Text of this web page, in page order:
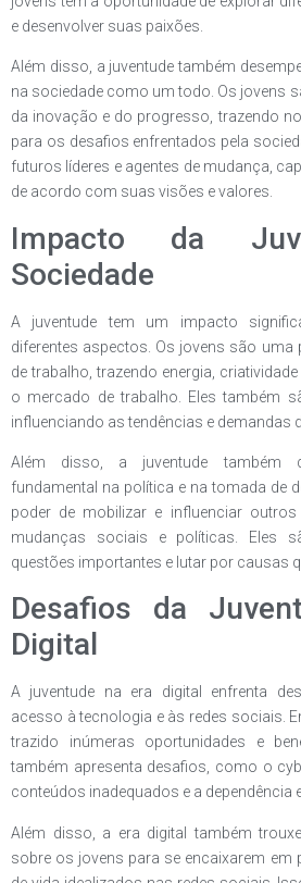
e desenvolver suas paixões.
Além disso, a juventude também
na sociedade como um todo. Os jovens
da inovação e do progresso, trazendo
para os desafios enfrentados pela
futuros líderes e agentes de mudança,
de acordo com suas visões e valores.
Impacto da
Sociedade
A juventude tem um impacto
diferentes aspectos. Os jovens são uma
de trabalho, trazendo energia,
o mercado de trabalho. Eles também
influenciando as tendências e demandas
Além disso, a juventude também
fundamental na política e na tomada de
poder de mobilizar e influenciar
mudanças sociais e políticas. Eles
questões importantes e lutar por causas
Desafios da
Digital
A juventude na era digital enfrenta
acesso à tecnologia e às redes sociais.
trazido inúmeras oportunidades e
também apresenta desafios, como o
conteúdos inadequados e a dependência
Além disso, a era digital também
sobre os jovens para se encaixarem em